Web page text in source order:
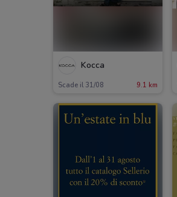
Kocca
Scade il 31/08 9.1 km